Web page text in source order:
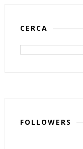
CERCA
FOLLOWERS